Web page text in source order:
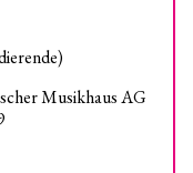
Musikhaus AG